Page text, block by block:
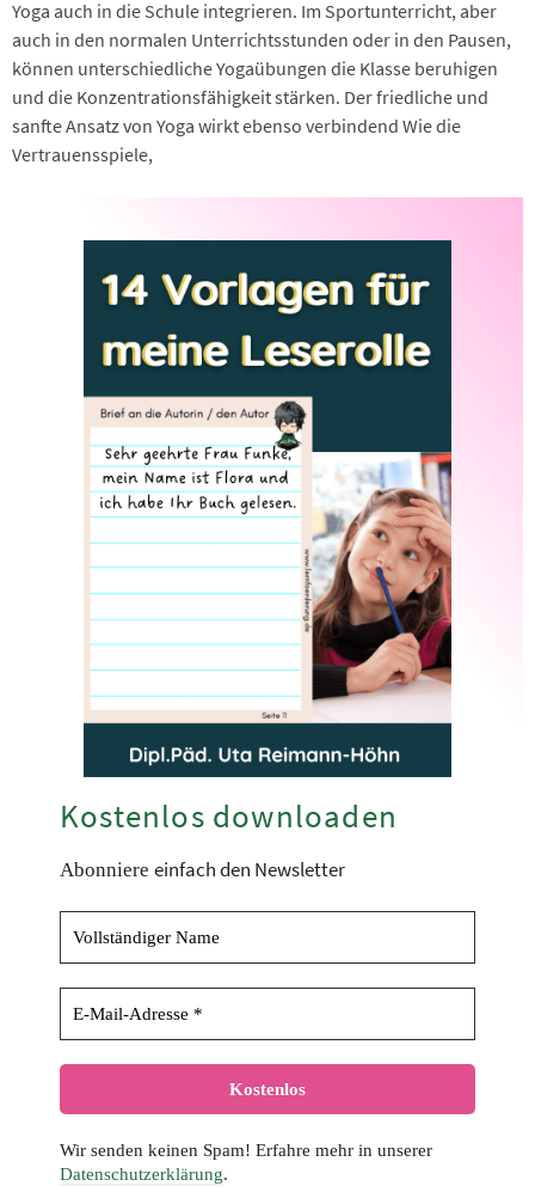
Yoga auch in die Schule integrieren. Im Sportunterricht, aber
auch in den normalen Unterrichtsstunden oder in den Pausen,
können unterschiedliche Yogaübungen die Klasse beruhigen
und die Konzentrationsfähigkeit stärken. Der friedliche und
sanfte Ansatz von Yoga wirkt ebenso verbindend Wie die
Vertrauensspiele,
Kostenlos downloaden
Abonniere einfach den Newsletter
Wir senden keinen Spam! Erfahre mehr in unserer
Datenschutzerklärung.